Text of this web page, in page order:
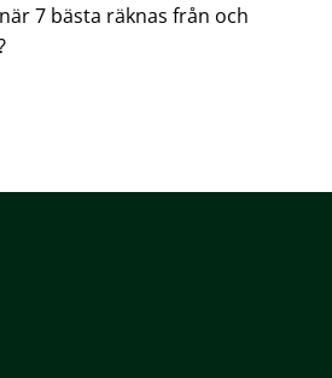
7 bästa räknas från och